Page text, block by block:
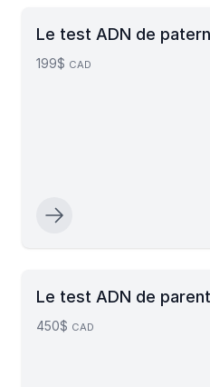
Le test ADN de
199$ CAD
Le test ADN de
450$ CAD